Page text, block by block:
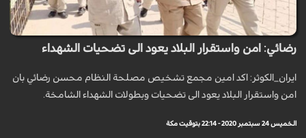
رضائي: امن واستقرار البلاد يعود الى تضحيات الشهداء
ايران_الكوثر: اكد امين مجمع تشخيص مصلحة النظام محسن رضائي بان
امن واستقرار البلاد يعود الى تضحيات وبطولات الشهداء الشامخة.
الخميس 24 سبتمبر 2020 - 22:14 بتوقيت مكة